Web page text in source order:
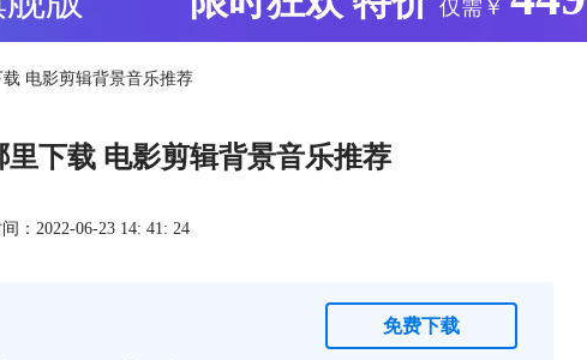
仅需￥
电影剪辑背景音乐推荐
下载 电影剪辑背景音乐推荐
：2022-06-23 14: 41: 24
免费下载